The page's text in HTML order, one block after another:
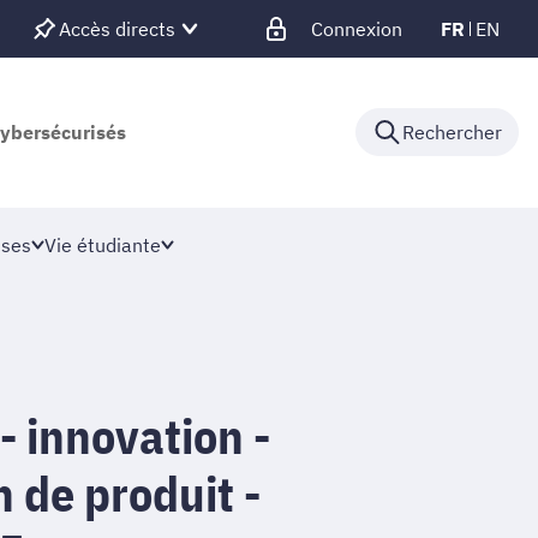
Accès directs Connexion FR EN
Rechercher
Vie étudiante
innovation -
de produit -